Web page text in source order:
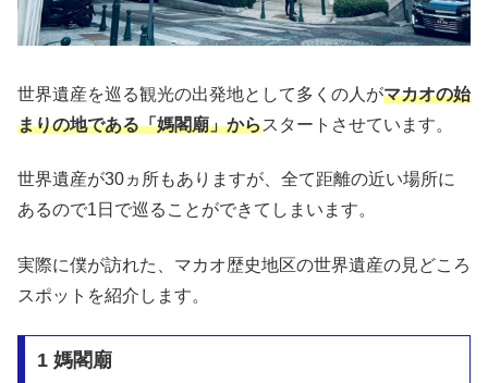
世界遺産を巡る観光の出発地として多くの人がマカオの始
まりの地である「媽閣廟」からスタートさせています。
世界遺産が30ヵ所もありますが、全て距離の近い場所に
あるので1日で巡ることができてしまいます。
実際に僕が訪れた、マカオ歴史地区の世界遺産の見どころ
スポットを紹介します。
1 媽閣廟